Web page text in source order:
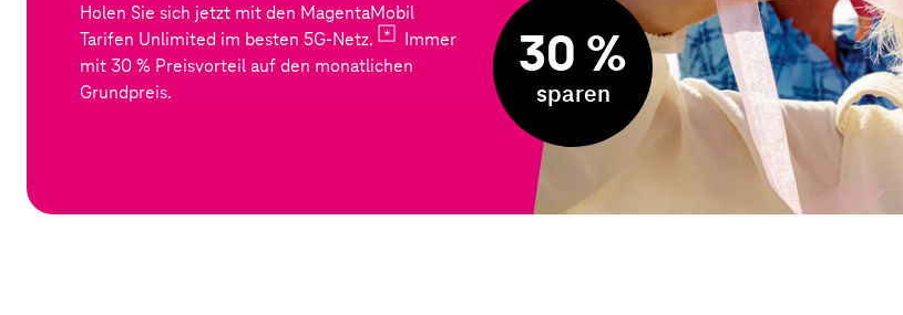
30 %
sparen
Holen Sie sich jetzt mit den MagentaMobil
Tarifen Unlimited im besten 5G-Netz.
Immer
mit 30 % Preisvorteil auf den monatlichen
Grundpreis.